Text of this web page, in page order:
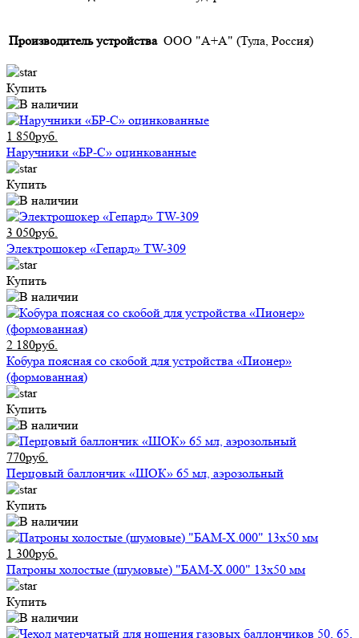
Производитель устройства ООО "А+А" (Тула, Россия)
Купить
1 850руб.
Наручники «БР-С» оцинкованные
Купить
3 050руб.
Электрошокер «Гепард» TW-309
Купить
2 180руб.
Кобура поясная со скобой для устройства «Пионер»
(формованная)
Купить
770руб.
Перцовый баллончик «ШОК» 65 мл, аэрозольный
Купить
1 300руб.
Патроны холостые (шумовые) "БАМ-Х.000" 13х50 мм
Купить